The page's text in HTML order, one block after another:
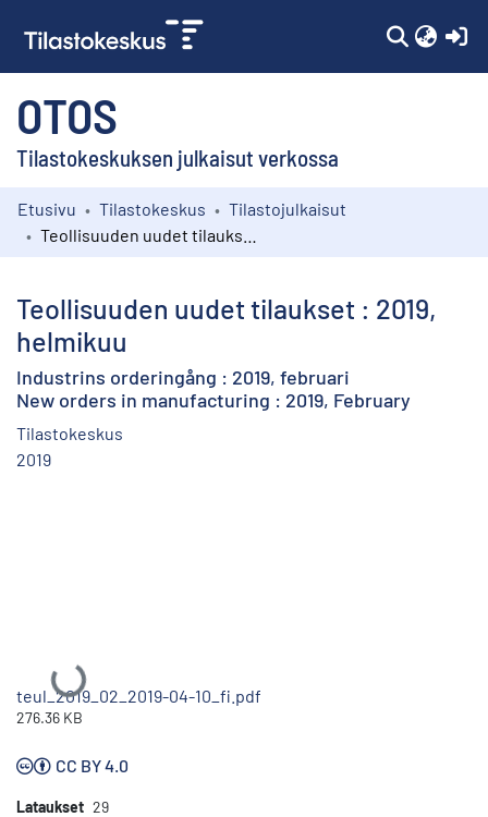
OTOS
Tilastokeskuksen julkaisut verkossa
Kokoelmat
Etusivu Tilastokeskus
Tilastojulkaisut
Teollisuuden uudet tilaukset : 2019,
helmikuu
Industrins orderingång : 2019, februari
New orders in manufacturing : 2019, February
Tilastokeskus
2019
Ladataan...
teul_2019_02_2019-04-10_fi.pdf
276.36 KB
CC BY 4.0
Lataukset 29